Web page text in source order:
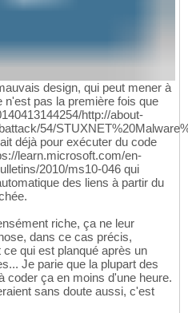
design, qui peut mener à
pas la première fois que
http://about-
54/
déjà pour exécuter du code
learn.microsoft.com/en-
2010/ms10-046 qui
des liens à partir du
riche, ça ne leur
dans ce cas précis,
qui est planqué après un
Je parie que la plupart des
coder ça en moins d'une heure.
sans doute aussi, c'est